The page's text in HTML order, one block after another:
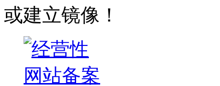
或建立镜像！